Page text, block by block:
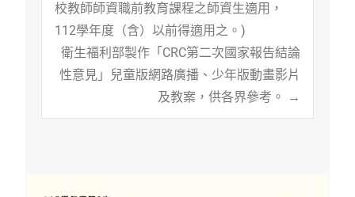
navigation
校教師師資職前教育課程之師資生適用，
112學年度（含）以前得適用之。)
衛生福利部製作「CRC第二次國家報告結論
性意見」兒童版網路廣播、少年版動畫影片
及教案，供各界參考。
→